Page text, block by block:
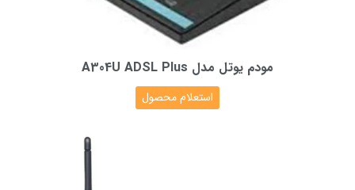
مودم یوتل مدل A304U ADSL Plus
استعلام محصول